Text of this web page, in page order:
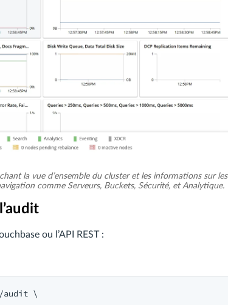
la vue d’ensemble du cluster et les informations sur les
comme Serveurs, Buckets, Sécurité, et Analytique.
ou l’API REST :
audit \